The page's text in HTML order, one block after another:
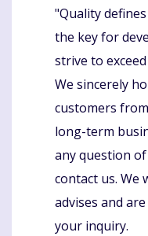
"Quality
the key for
strive to
We sincerely
customers
long-term
any question
contact us. We
advises and
your inquiry.